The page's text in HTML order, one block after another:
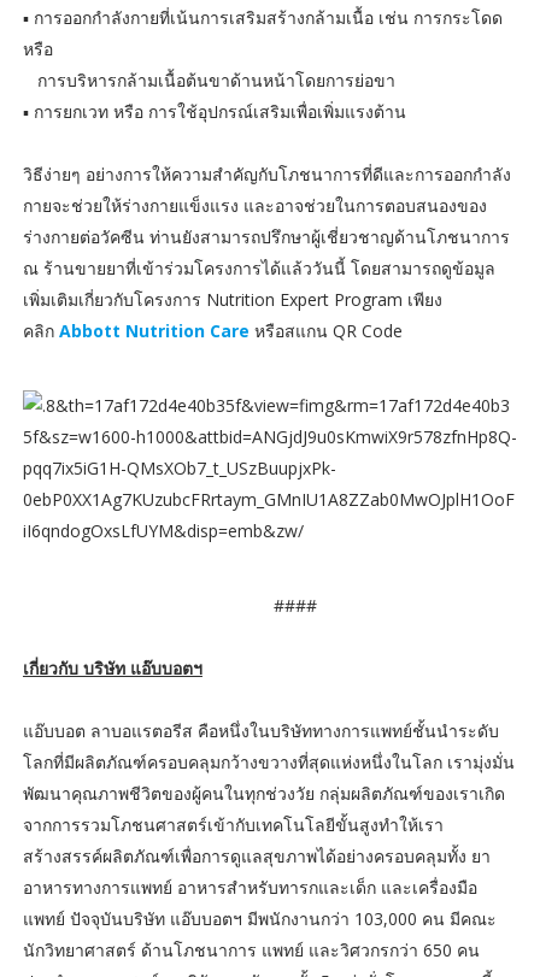
▪ การออกกำลังกายที่เน้นการเสริมสร้างกล้ามเนื้อ เช่น การกระโดด
หรือ
การบริหารกล้ามเนื้อต้นขาด้านหน้าโดยการย่อขา
▪ การยกเวท หรือ การใช้อุปกรณ์เสริมเพื่อเพิ่มแรงต้าน
วิธีง่ายๆ อย่างการให้ความสำคัญกับโภชนาการที่ดีและการออกกำลัง
กายจะช่วยให้ร่างกายแข็งแรง และอาจช่วยในการตอบสนองของ
ร่างกายต่อวัคซีน ท่านยังสามารถปรึกษาผู้เชี่ยวชาญด้านโภชนาการ
ณ ร้านขายยาที่เข้าร่วมโครงการได้แล้ววันนี้ โดยสามารถดูข้อมูล
เพิ่มเติมเกี่ยวกับโครงการ Nutrition Expert Program เพียง
คลิก Abbott Nutrition Care หรือสแกน QR Code
####
เกี่ยวกับ บริษัท แอ๊บบอตฯ
แอ๊บบอต ลาบอแรตอรีส คือหนึ่งในบริษัททางการแพทย์ชั้นนำระดับ
โลกที่มีผลิตภัณฑ์ครอบคลุมกว้างขวางที่สุดแห่งหนึ่งในโลก เรามุ่งมั่น
พัฒนาคุณภาพชีวิตของผู้คนในทุกช่วงวัย กลุ่มผลิตภัณฑ์ของเราเกิด
จากการรวมโภชนศาสตร์เข้ากับเทคโนโลยีขั้นสูงทำให้เรา
สร้างสรรค์ผลิตภัณฑ์เพื่อการดูแลสุขภาพได้อย่างครอบคลุมทั้ง ยา
อาหารทางการแพทย์ อาหารสำหรับทารกและเด็ก และเครื่องมือ
แพทย์ ปัจจุบันบริษัท แอ๊บบอตฯ มีพนักงานกว่า 103,000 คน มีคณะ
นักวิทยาศาสตร์ ด้านโภชนาการ แพทย์ และวิศวกรกว่า 650 คน